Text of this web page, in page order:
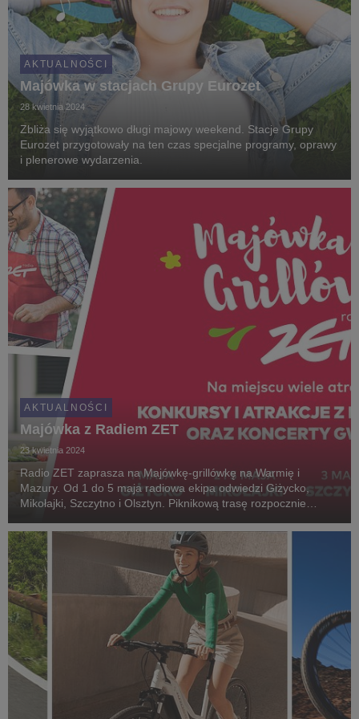
AKTUALNOŚCI
Majówka w stacjach Grupy Eurozet
28 kwietnia 2024
Zbliża się wyjątkowo długi majowy weekend. Stacje Grupy
Eurozet przygotowały na ten czas specjalne programy, oprawy
i plenerowe wydarzenia.
AKTUALNOŚCI
Majówka z Radiem ZET
23 kwietnia 2024
Radio ZET zaprasza na Majówkę-grillówkę na Warmię i
Mazury. Od 1 do 5 maja radiowa ekipa odwiedzi Giżycko,
Mikołajki, Szczytno i Olsztyn. Piknikową trasę rozpocznie